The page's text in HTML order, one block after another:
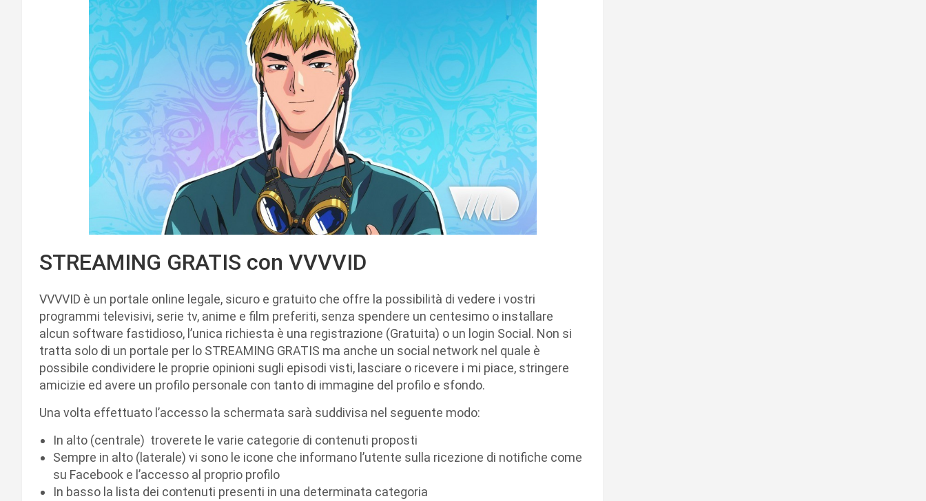
STREAMING GRATIS con VVVVID
VVVVID è un portale online legale, sicuro e gratuito che offre la possibilità di vedere i vostri
programmi televisivi, serie tv, anime e film preferiti, senza spendere un centesimo o installare
alcun software fastidioso, l’unica richiesta è una registrazione (Gratuita) o un login Social. Non si
tratta solo di un portale per lo STREAMING GRATIS ma anche un social network nel quale è
possibile condividere le proprie opinioni sugli episodi visti, lasciare o ricevere i mi piace, stringere
amicizie ed avere un profilo personale con tanto di immagine del profilo e sfondo.
Una volta effettuato l’accesso la schermata sarà suddivisa nel seguente modo:
In alto (centrale) troverete le varie categorie di contenuti proposti
Sempre in alto (laterale) vi sono le icone che informano l’utente sulla ricezione di notifiche come
su Facebook e l’accesso al proprio profilo
In basso la lista dei contenuti presenti in una determinata categoria